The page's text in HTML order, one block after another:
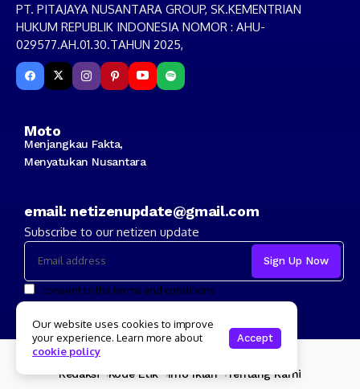
PT. PITAJAYA NUSANTARA GROUP, SK.KEMENTRIAN
HUKUM REPUBLIK INDONESIA NOMOR : AHU-
029577.AH.01.30.TAHUN 2025,
Moto
Menjangkau Fakta,
Menyatukan Nusantara
email: netizenupdate@gmail.com
Subscribe to our netizen update
I consent to the terms and conditions
Copyright 2024 Netizenupdate.com
Redaksi Kode Etik Info Iklan Tentang Kami
Our website uses cookies to improve
your experience. Learn more about
cookie policy
Accept